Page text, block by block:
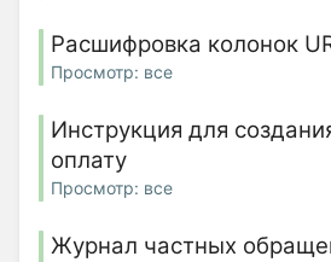
Расшифровка колонок
Просмотр: все
Инструкция для
оплату
Просмотр: все
Журнал частных